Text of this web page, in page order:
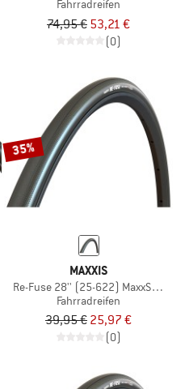
Fahrradreifen
74,95 € 53,21 €
(0)
35%
MAXXIS
Re-Fuse 28'' (25-622) MaxxShield
Fahrradreifen
39,95 € 25,97 €
(0)